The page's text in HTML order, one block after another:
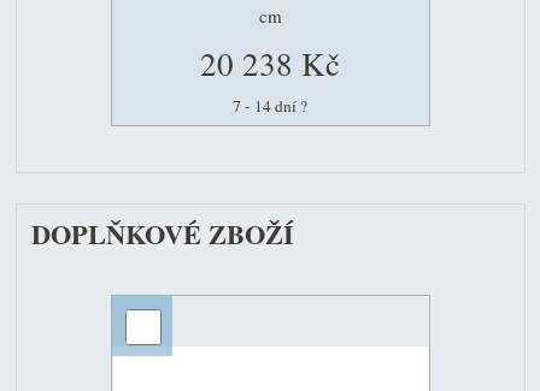
cm
20 238 Kč
7 - 14 dní ?
DOPLŇKOVÉ ZBOŽÍ